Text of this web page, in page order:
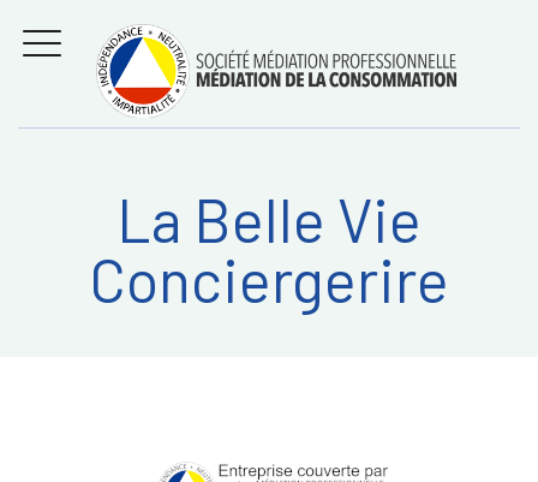
Régler les litiges
entre
consommateurs et
professionnels avec
la médiation de la
consommation
MENU
Recherche
sur:
La Belle Vie
Conciergerire